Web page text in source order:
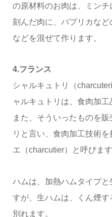
の原材料のお肉は、ミンチ
刻んだ肉に、パプリカなど
などを混ぜて作ります。
4.フランス
シャルキュトリ（
ャルキュトリは、食肉加工
また、そういったものを
リと言い、食肉加工技術
エ（charcutier）と呼びます
ハムは、加熱ハムタイプ
すが、生ハムは、くん煙
別れます。